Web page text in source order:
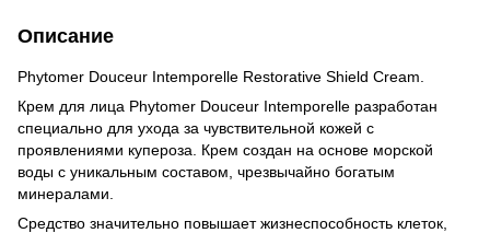
Описание
Phytomer Douceur Intemporelle Restorative Shield Cream.
Крем для лица Phytomer Douceur Intemporelle разработан
специально для ухода за чувствительной кожей с
проявлениями купероза. Крем создан на основе морской
воды с уникальным составом, чрезвычайно богатым
минералами.
Средство значительно повышает жизнеспособность клеток,